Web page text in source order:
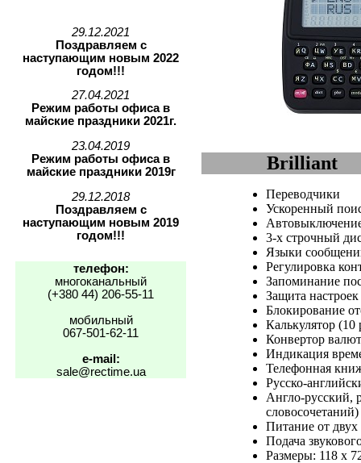
29.12.2021
Поздравляем с
наступающим новым 2022
годом!!!
27.04.2021
Режим работы офиса в
майские праздники 2021г.
23.04.2019
Режим работы офиса в
майские праздники 2019г
29.12.2018
Поздравляем с
наступающим новым 2019
годом!!!
телефон:
многоканальный
(+380 44) 206-55-11
мобильный
067-501-62-11
e-mail:
sale@rectime.ua
Brilliant
Переводчики
Ускоренный
3-х строчный
Языки
Регулировка
Запоминание
Защита
Блокирование
Калькулятор
Конвертор
Индикация
Телефонная
Русско-
Англо-русский,
словосочетаний)
Питание от двух
Подача
Размеры: 118 x